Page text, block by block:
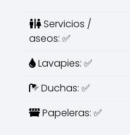
Servicios /
aseos: ✅
Lavapies: ✅
Duchas: ✅
Papeleras: ✅